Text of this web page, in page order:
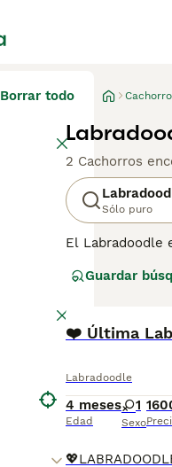
Borrar todo
2 Cachorros
Sólo puro
El Labradoodle
necesidades de
pelajes
tipo lana o
Originario de
ondulados en
en roles de
Guardar
❤️ Última
Labradoodle
4 meses
Edad
1
Sexo